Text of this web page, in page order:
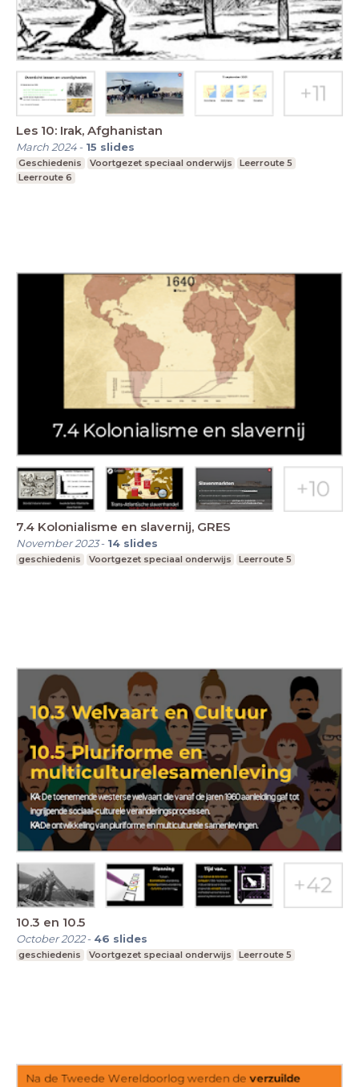
Les 10: Irak, Afghanistan
March 2024- 15 slides
Geschiedenis Voortgezet speciaal onderwijs
Leerroute 5
Leerroute 6
7.4 Kolonialisme en slavernij, GRES
November 2023- 14 slides
geschiedenis Voortgezet speciaal onderwijs Leerroute 5
10.3 en 10.5
October 2022- 46 slides
geschiedenis Voortgezet speciaal onderwijs Leerroute 5